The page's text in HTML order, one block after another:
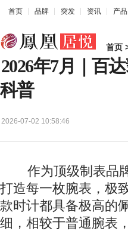
首页 品牌 突发 资讯 产品
首页
2026年7月｜百
科普
2026-07-02 10:58:46
作为顶级制表品牌
打造每一枚腕表，极
款时计都具备极高的
细，相较于普通腕表